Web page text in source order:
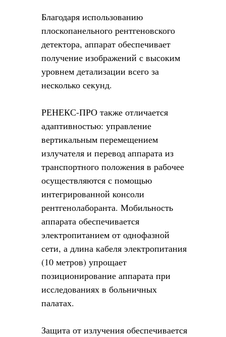
Благодаря использованию
плоскопанельного рентгеновского
детектора, аппарат обеспечивает
получение изображений с высоким
уровнем детализации всего за
несколько секунд.
РЕНЕКС-ПРО также отличается
адаптивностью: управление
вертикальным перемещением
излучателя и перевод аппарата из
транспортного положения в рабочее
осуществляются с помощью
интегрированной консоли
рентгенолаборанта. Мобильность
аппарата обеспечивается
электропитанием от однофазной
сети, а длина кабеля электропитания
(10 метров) упрощает
позиционирование аппарата при
исследованиях в больничных
палатах.
Защита от излучения обеспечивается